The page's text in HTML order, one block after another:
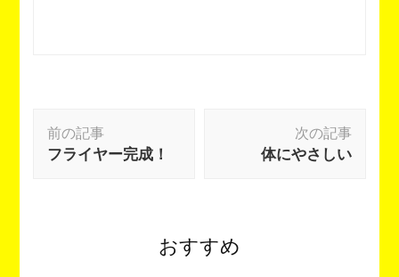
稿
ナ
前の記事
フライヤー完成！
次の記事
体にやさしい
おすすめ